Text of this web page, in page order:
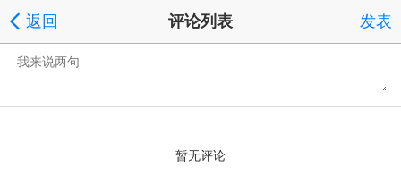
返回 评论列表 发表
暂无评论